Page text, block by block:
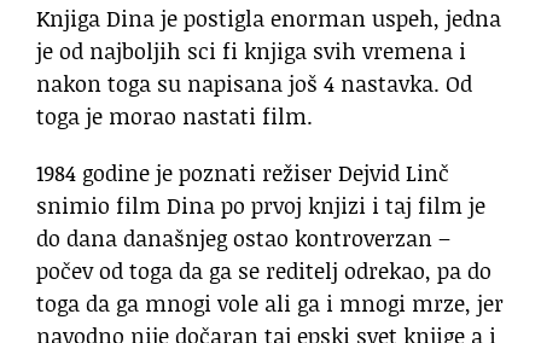
Knjiga Dina je postigla enorman uspeh, jedna
je od najboljih sci fi knjiga svih vremena i
nakon toga su napisana još 4 nastavka. Od
toga je morao nastati film.
1984 godine je poznati režiser Dejvid Linč
snimio film Dina po prvoj knjizi i taj film je
do dana današnjeg ostao kontroverzan –
počev od toga da ga se reditelj odrekao, pa do
toga da ga mnogi vole ali ga i mnogi mrze, jer
navodno nije dočaran taj epski svet knjige a i